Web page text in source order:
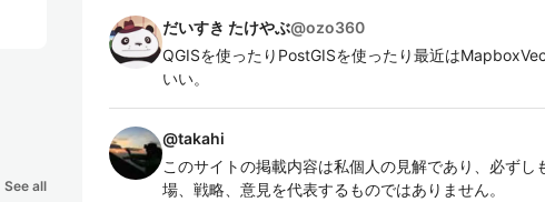
See all
だいすき たけやぶ@ozo360
QGISを使ったりPostGISを使ったり最近は
いい。
@takahi
このサイトの掲載内容は私個人の見解であり、必ず
場、戦略、意見を代表するものではありません。